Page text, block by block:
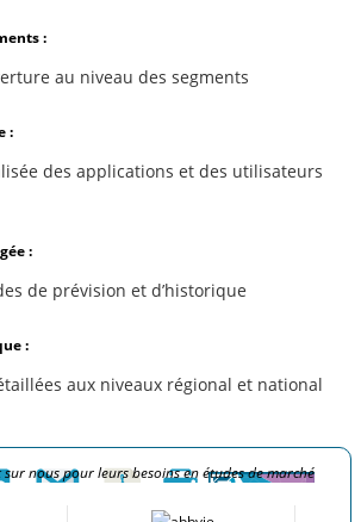
:
au niveau des segments
:
des applications et des utilisateurs
:
de prévision et d’historique
:
aux niveaux régional et national
nous pour leurs besoins en études de marché